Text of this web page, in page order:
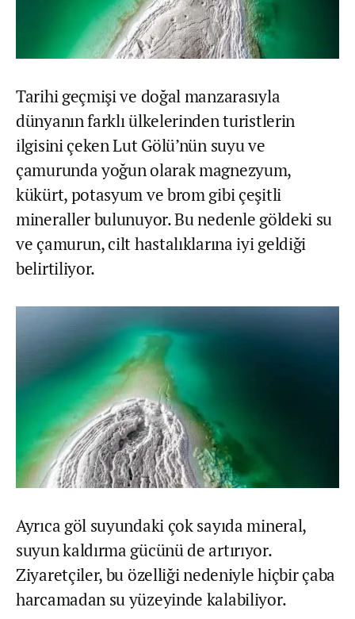
Tarihi geçmişi ve doğal manzarasıyla
dünyanın farklı ülkelerinden turistlerin
ilgisini çeken Lut Gölü’nün suyu ve
çamurunda yoğun olarak magnezyum,
kükürt, potasyum ve brom gibi çeşitli
mineraller bulunuyor. Bu nedenle göldeki su
ve çamurun, cilt hastalıklarına iyi geldiği
belirtiliyor.
Ayrıca göl suyundaki çok sayıda mineral,
suyun kaldırma gücünü de artırıyor.
Ziyaretçiler, bu özelliği nedeniyle hiçbir çaba
harcamadan su yüzeyinde kalabiliyor.